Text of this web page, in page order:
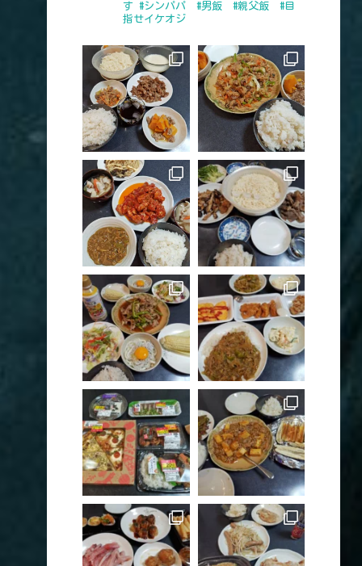
す #シンパパ #男飯 #親父飯 #目
指せイケオジ